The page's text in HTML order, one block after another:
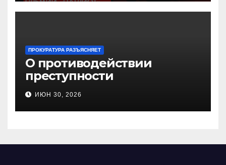
ПРОКУРАТУРА РАЗЪЯСНЯЕТ
О противодействии
преступности
несовершеннолетних и
нарушению их прав
ИЮН 30, 2026